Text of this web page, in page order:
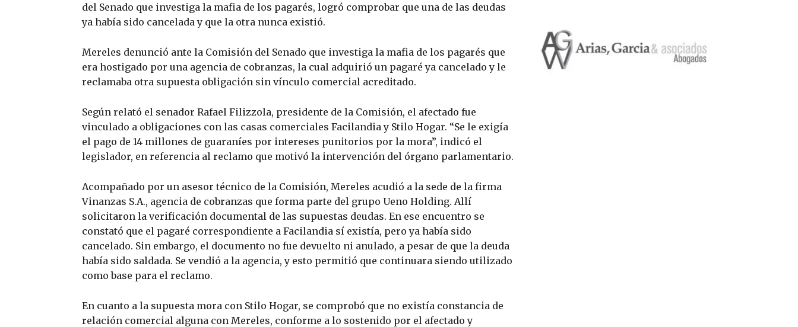
del Senado que investiga la mafia de los pagarés, logró comprobar que una de las deudas
ya había sido cancelada y que la otra nunca existió.
Mereles denunció ante la Comisión del Senado que investiga la mafia de los pagarés que
era hostigado por una agencia de cobranzas, la cual adquirió un pagaré ya cancelado y le
reclamaba otra supuesta obligación sin vínculo comercial acreditado.
Según relató el senador Rafael Filizzola, presidente de la Comisión, el afectado fue
vinculado a obligaciones con las casas comerciales Facilandia y Stilo Hogar. “Se le exigía
el pago de 14 millones de guaraníes por intereses punitorios por la mora”, indicó el
legislador, en referencia al reclamo que motivó la intervención del órgano parlamentario.
Acompañado por un asesor técnico de la Comisión, Mereles acudió a la sede de la firma
Vinanzas S.A., agencia de cobranzas que forma parte del grupo Ueno Holding. Allí
solicitaron la verificación documental de las supuestas deudas. En ese encuentro se
constató que el pagaré correspondiente a Facilandia sí existía, pero ya había sido
cancelado. Sin embargo, el documento no fue devuelto ni anulado, a pesar de que la deuda
había sido saldada. Se vendió a la agencia, y esto permitió que continuara siendo utilizado
como base para el reclamo.
En cuanto a la supuesta mora con Stilo Hogar, se comprobó que no existía constancia de
relación comercial alguna con Mereles, conforme a lo sostenido por el afectado y